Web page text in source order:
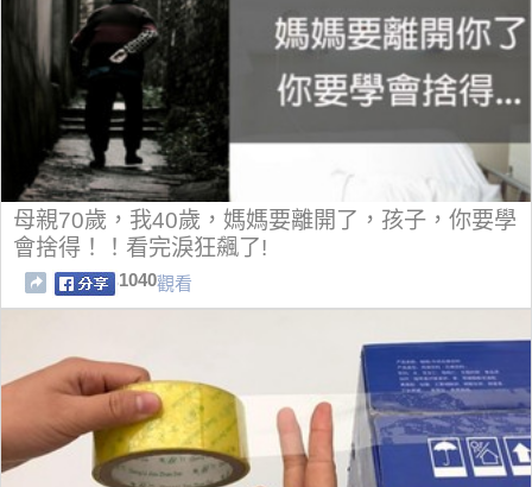
母親70歲，我40歲，媽媽要離開了，孩子，你要學
會捨得！！看完淚狂飆了!
1040觀看